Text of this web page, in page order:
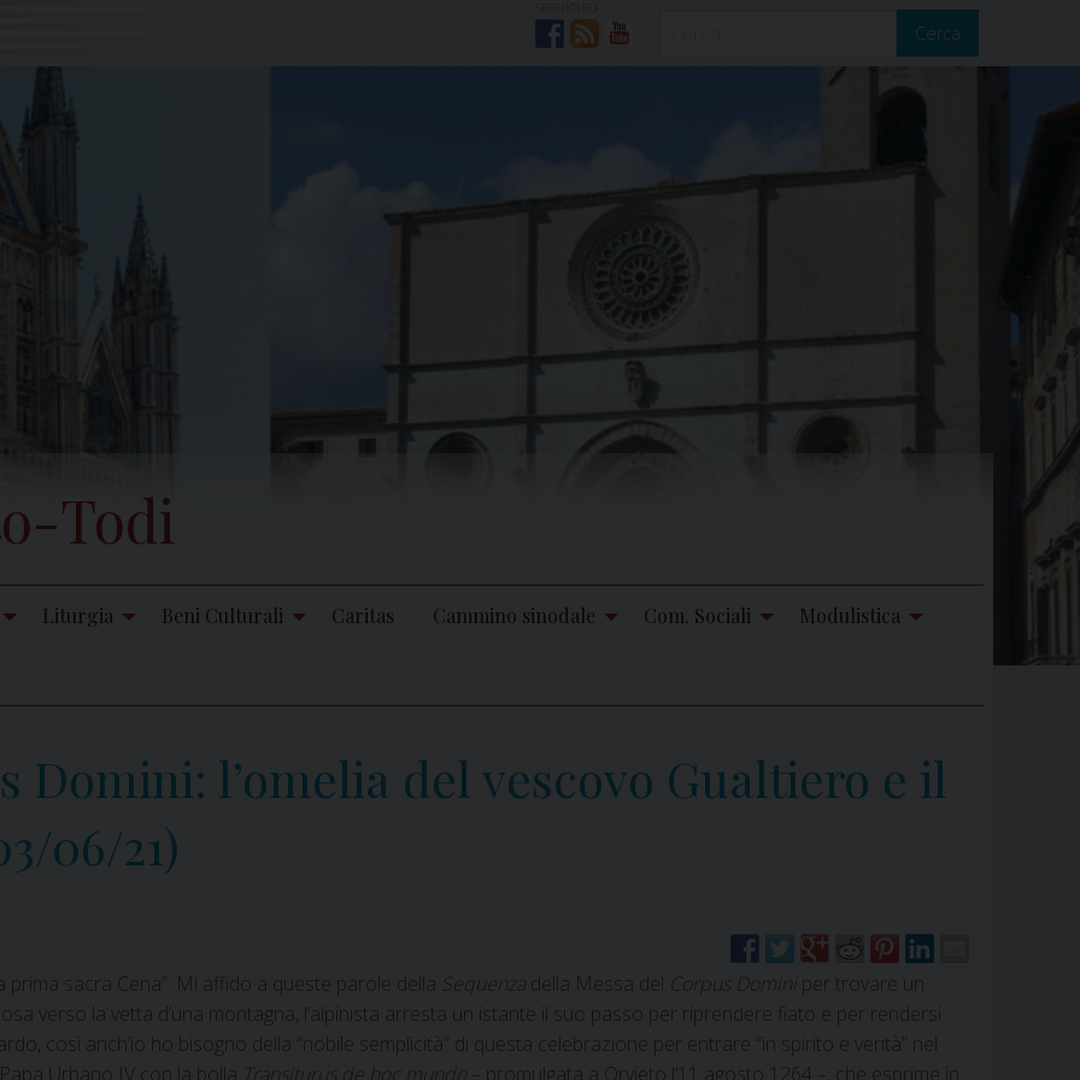
Cerca
Todi
Liturgia Beni Culturali Caritas Cammino sinodale Com. Sociali Modulistica
Domini: l’omelia del vescovo Gualtiero e il
06/21)
prima sacra Cena”. Mi affido a queste parole della Sequenza della Messa del Corpus Domini
per trovare un
verso la vetta d’una montagna, l’alpinista arresta un istante il suo passo per riprendere fiato e per rendersi
così anch’io ho bisogno della “nobile semplicità” di questa celebrazione per entrare “in spirito e verità” nel
Papa Urbano IV con la bolla Transiturus de hoc mundo – promulgata a Orvieto l’11 agosto 1264 –, che esprime in